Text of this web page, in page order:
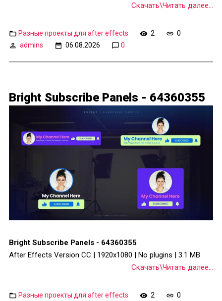
Скачать\Читать далее...
Разные проекты для after effects 2
0
admins
06.08.2026 0
Bright Subscribe Panels - 64360355
Bright Subscribe Panels - 64360355
After Effects Version CC | 1920x1080 | No plugins | 3.1 MB
Скачать\Читать далее...
Разные проекты для after effects 2
0